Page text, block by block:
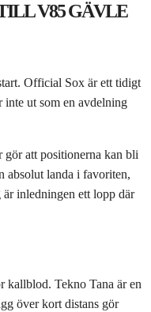
V85 GÄVLE
Official Sox är ett tidigt
inte ut som en avdelning
gör att positionerna kan bli
absolut landa i favoriten,
inledningen ett lopp där
kallblod. Tekno Tana är en
över kort distans gör